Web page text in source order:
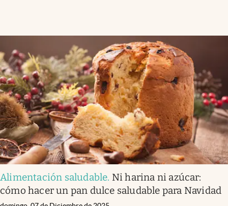
Alimentación saludable. Ni harina ni azúcar:
cómo hacer un pan dulce saludable para Navidad